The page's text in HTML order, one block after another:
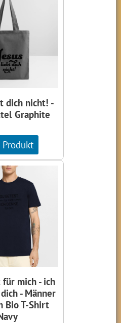
dich nicht! -
Graphite
mich - ich
- Männer
Bio T-Shirt